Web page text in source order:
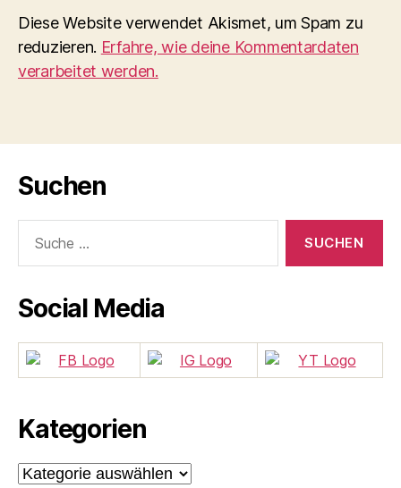
Diese Website verwendet Akismet, um Spam zu
reduzieren. Erfahre, wie deine Kommentardaten
verarbeitet werden.
Suchen
nach:
Social Media
Kategorien
Kategorien